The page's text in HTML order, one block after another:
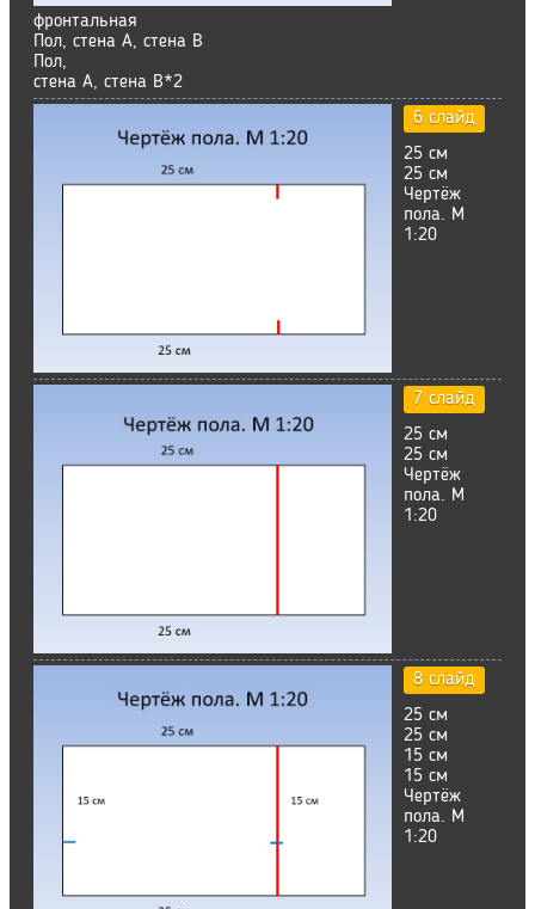
фронтальная
Пол, стена А, стена В
Пол,
стена А, стена В*2
6 слайд
25 см
25 см
Чертёж
пола. М
1:20
7 слайд
25 см
25 см
Чертёж
пола. М
1:20
8 слайд
25 см
25 см
15 см
15 см
Чертёж
пола. М
1:20